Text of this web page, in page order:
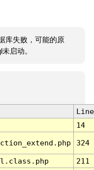
库失败，可能的原
启动。
Line
14
324
211